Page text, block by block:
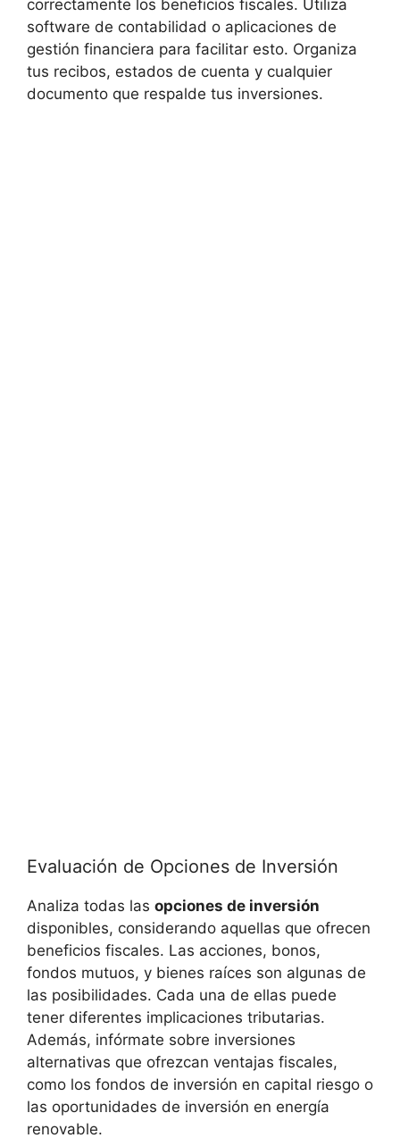
correctamente los beneficios⁤ fiscales. Utiliza
software ‌de​ contabilidad o aplicaciones de
gestión financiera ​para ‍facilitar esto. Organiza
tus recibos,⁤ estados de cuenta y cualquier
documento que respalde tus inversiones.
Evaluación⁤ de Opciones de Inversión
Analiza todas las opciones‍ de inversión
disponibles, considerando aquellas que ofrecen
beneficios fiscales.‍ Las acciones, bonos,
fondos mutuos, y bienes raíces son algunas de
las posibilidades. Cada una de ellas puede
tener diferentes implicaciones tributarias.
Además, infórmate sobre inversiones‍
alternativas que ofrezcan​ ventajas fiscales,
como los fondos de inversión en capital riesgo o
las oportunidades de inversión en‍ energía
renovable.